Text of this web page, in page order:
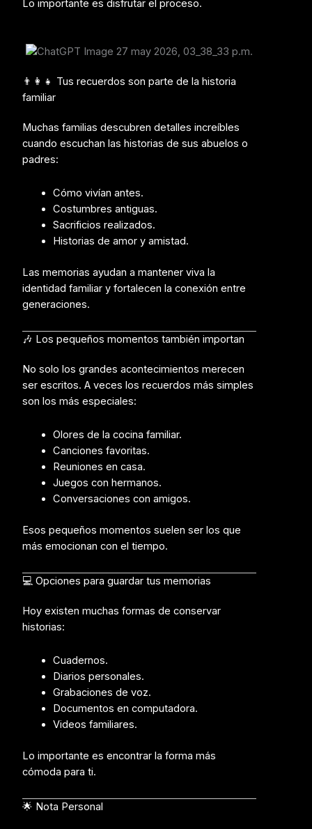
Lo importante es disfrutar el proceso.
👨‍👩‍👧 Tus recuerdos son parte de la historia
familiar
Muchas familias descubren detalles increíbles
cuando escuchan las historias de sus abuelos o
padres:
Cómo vivían antes.
Costumbres antiguas.
Sacrificios realizados.
Historias de amor y amistad.
Las memorias ayudan a mantener viva la
identidad familiar y fortalecen la conexión entre
generaciones.
🎶 Los pequeños momentos también importan
No solo los grandes acontecimientos merecen
ser escritos. A veces los recuerdos más simples
son los más especiales:
Olores de la cocina familiar.
Canciones favoritas.
Reuniones en casa.
Juegos con hermanos.
Conversaciones con amigos.
Esos pequeños momentos suelen ser los que
más emocionan con el tiempo.
💻 Opciones para guardar tus memorias
Hoy existen muchas formas de conservar
historias:
Cuadernos.
Diarios personales.
Grabaciones de voz.
Documentos en computadora.
Videos familiares.
Lo importante es encontrar la forma más
cómoda para ti.
🌟 Nota Personal